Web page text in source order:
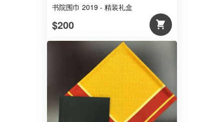
书院围巾 2019 - 精装礼盒
$200